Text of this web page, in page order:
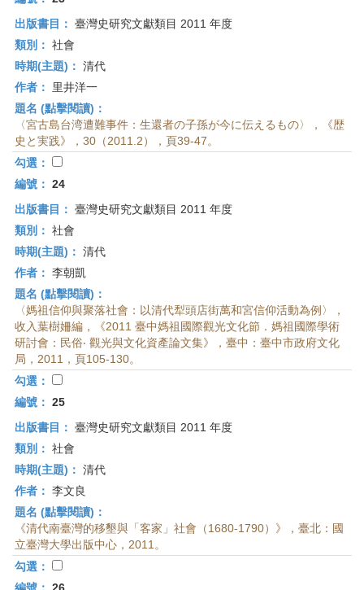
出版書目： 臺灣史研究文獻類目 2011 年度
類別： 社會
時期(主題)： 清代
作者：
里井洋一
題名 (點擊閱讀)：
〈宮古島台湾遭難事件：生還者の子孫が今に伝えるもの〉，《歴
史と実践》，30（2011.2），頁39-47。
勾選：
編號： 24
出版書目： 臺灣史研究文獻類目 2011 年度
類別： 社會
時期(主題)： 清代
作者： 李朝凱
題名 (點擊閱讀)：
〈媽祖信仰與聚落社會：以清代犁頭店街萬和宮信仰活動為例〉，
收入葉樹姍編，《2011 臺中媽祖國際觀光文化節．媽祖國際學術
研討會：民俗‧ 觀光與文化資產論文集》，臺中：臺中市政府文化
局，2011，頁105-130。
勾選：
編號： 25
出版書目： 臺灣史研究文獻類目 2011 年度
類別： 社會
時期(主題)： 清代
作者： 李文良
題名 (點擊閱讀)：
《清代南臺灣的移墾與「客家」社會（1680-1790）》，臺北：國
立臺灣大學出版中心，2011。
勾選：